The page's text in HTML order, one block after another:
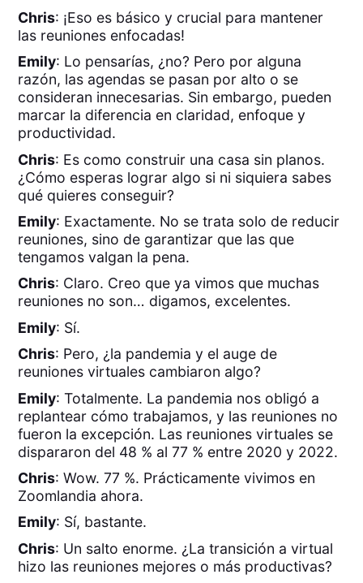
Chris: ¡Eso es básico y crucial para mantener
las reuniones enfocadas!
Emily: Lo pensarías, ¿no? Pero por alguna
razón, las agendas se pasan por alto o se
consideran innecesarias. Sin embargo, pueden
marcar la diferencia en claridad, enfoque y
productividad.
Chris: Es como construir una casa sin planos.
¿Cómo esperas lograr algo si ni siquiera sabes
qué quieres conseguir?
Emily: Exactamente. No se trata solo de reducir
reuniones, sino de garantizar que las que
tengamos valgan la pena.
Chris: Claro. Creo que ya vimos que muchas
reuniones no son… digamos, excelentes.
Emily: Sí.
Chris: Pero, ¿la pandemia y el auge de
reuniones virtuales cambiaron algo?
Emily: Totalmente. La pandemia nos obligó a
replantear cómo trabajamos, y las reuniones no
fueron la excepción. Las reuniones virtuales se
dispararon del 48 % al 77 % entre 2020 y 2022.
Chris: Wow. 77 %. Prácticamente vivimos en
Zoomlandia ahora.
Emily: Sí, bastante.
Chris: Un salto enorme. ¿La transición a virtual
hizo las reuniones mejores o más productivas?